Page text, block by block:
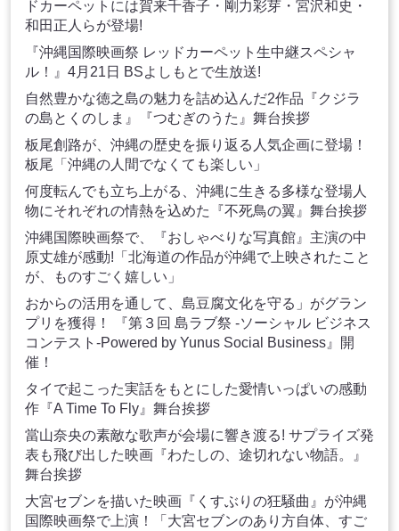
ドカーペットには賀来千香子・剛力彩芽・宮沢和史・
和田正人らが登場!
『沖縄国際映画祭 レッドカーペット生中継スペシャ
ル！』4月21日 BSよしもとで生放送!
自然豊かな徳之島の魅力を詰め込んだ2作品『クジラ
の島とくのしま』『つむぎのうた』舞台挨拶
板尾創路が、沖縄の歴史を振り返る人気企画に登場！
板尾「沖縄の人間でなくても楽しい」
何度転んでも立ち上がる、沖縄に生きる多様な登場人
物にそれぞれの情熱を込めた『不死鳥の翼』舞台挨拶
沖縄国際映画祭で、『おしゃべりな写真館』主演の中
原丈雄が感動!「北海道の作品が沖縄で上映されたこと
が、ものすごく嬉しい」
おからの活用を通して、島豆腐文化を守る」がグラン
プリを獲得！ 『第３回 島ラブ祭 -ソーシャル ビジネス
コンテスト-Powered by Yunus Social Business』開
催！
タイで起こった実話をもとにした愛情いっぱいの感動
作『A Time To Fly』舞台挨拶
當山奈央の素敵な歌声が会場に響き渡る! サプライズ発
表も飛び出した映画『わたしの、途切れない物語。』
舞台挨拶
大宮セブンを描いた映画『くすぶりの狂騒曲』が沖縄
国際映画祭で上演！「大宮セブンのあり方自体、すご